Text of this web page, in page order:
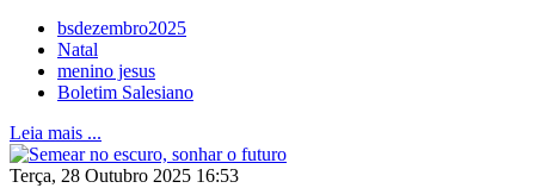
bsdezembro2025
Natal
menino jesus
Boletim Salesiano
Leia mais ...
Terça, 28 Outubro 2025 16:53